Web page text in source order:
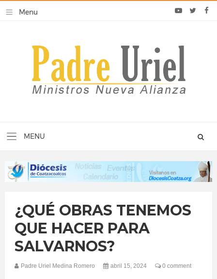
¿QUÉ OBRAS TENEMOS
QUE HACER PARA
SALVARNOS?
Padre Uriel Medina Romero abril 15, 2024 0 comment